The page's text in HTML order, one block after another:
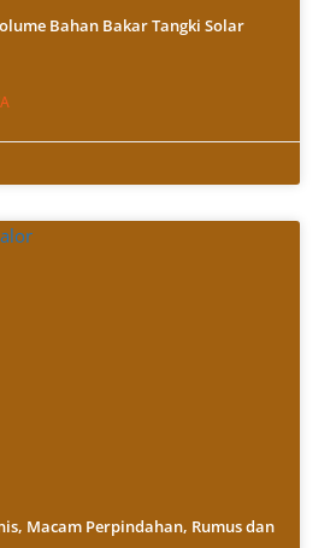
Bahan Bakar Tangki Solar
Macam Perpindahan, Rumus dan